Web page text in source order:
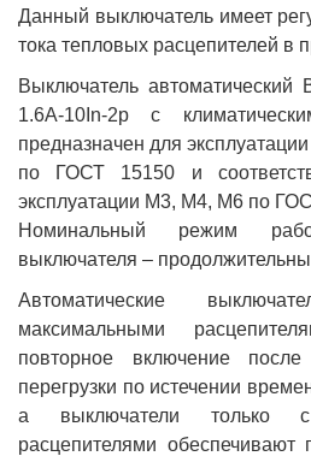
Данный выключатель имеет
тока тепловых расцепителей в
Выключатель
1.6А-10In-2р с
предназначен для
по ГОСТ 15150 и
эксплуатации М3, М4, М6 по
Номинальный режим
выключателя –
Автоматические
максимальными
повторное включение
перегрузки по истечении
а выключатели только с
расцепителями обеспечивают